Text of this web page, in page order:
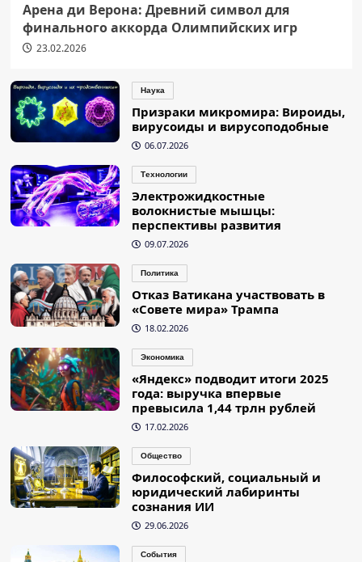
Арена ди Верона: Древний символ для
финального аккорда Олимпийских игр
23.02.2026
Наука
Призраки микромира: Вироиды,
вирусоиды и вирусоподобные
06.07.2026
Технологии
Электрожидкостные
волокнистые мышцы:
перспективы развития
09.07.2026
Политика
Отказ Ватикана участвовать в
«Совете мира» Трампа
18.02.2026
Экономика
«Яндекс» подводит итоги 2025
года: выручка впервые
превысила 1,44 трлн рублей
17.02.2026
Общество
Философский, социальный и
юридический лабиринты
сознания ИИ
29.06.2026
События